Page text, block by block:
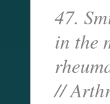
47.
in the
//